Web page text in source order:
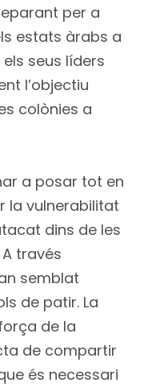
per a
estats àrabs a
seus líders
l’objectiu
colònies a
a posar tot en
la vulnerabilitat
dins de les
través
semblat
de patir. La
de la
de compartir
és necessari